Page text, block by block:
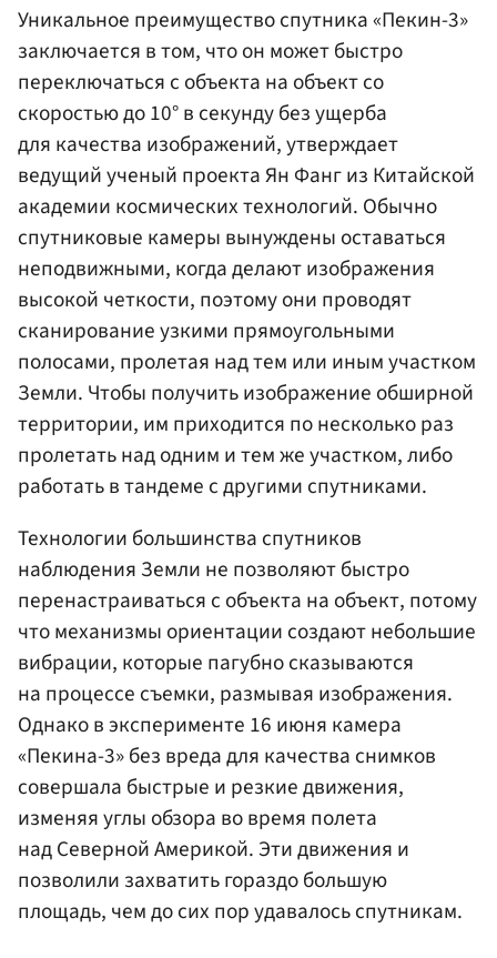
Уникальное преимущество спутника «Пекин-3»
заключается в том, что он может быстро
переключаться с объекта на объект со
скоростью до 10° в секунду без ущерба
для качества изображений, утверждает
ведущий ученый проекта Ян Фанг из Китайской
академии космических технологий. Обычно
спутниковые камеры вынуждены оставаться
неподвижными, когда делают изображения
высокой четкости, поэтому они проводят
сканирование узкими прямоугольными
полосами, пролетая над тем или иным участком
Земли. Чтобы получить изображение обширной
территории, им приходится по несколько раз
пролетать над одним и тем же участком, либо
работать в тандеме с другими спутниками.
Технологии большинства спутников
наблюдения Земли не позволяют быстро
перенастраиваться с объекта на объект, потому
что механизмы ориентации создают небольшие
вибрации, которые пагубно сказываются
на процессе съемки, размывая изображения.
Однако в эксперименте 16 июня камера
«Пекина-3» без вреда для качества снимков
совершала быстрые и резкие движения,
изменяя углы обзора во время полета
над Северной Америкой. Эти движения и
позволили захватить гораздо большую
площадь, чем до сих пор удавалось спутникам.